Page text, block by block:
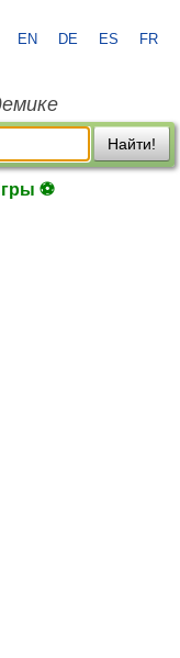
EN DE ES FR
Найти!
⚽